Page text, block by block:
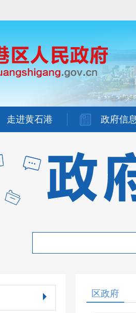
走进黄石港 政府信
区政府